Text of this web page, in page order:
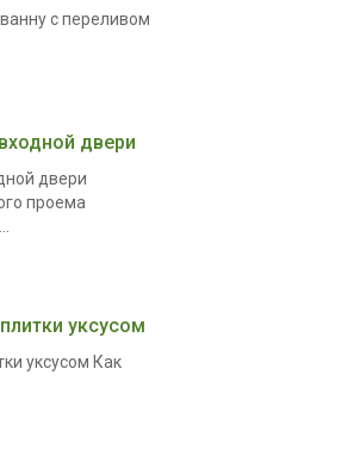
с переливом
двери
двери
проема
уксусом
уксусом Как